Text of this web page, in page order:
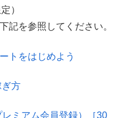
）
記を参照してください。
トをはじめよう
ぎ方
ミアム会員登録）［30